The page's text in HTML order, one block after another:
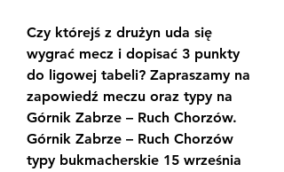
Czy którejś z drużyn uda się
wygrać mecz i dopisać 3 punkty
do ligowej tabeli? Zapraszamy na
zapowiedź meczu oraz typy na
Górnik Zabrze – Ruch Chorzów.
Górnik Zabrze – Ruch Chorzów
typy bukmacherskie 15 września